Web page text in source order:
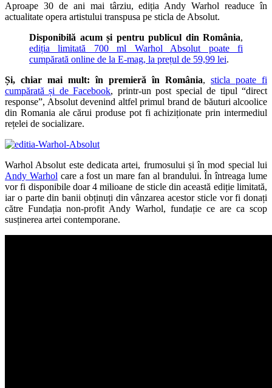
Aproape 30 de ani mai târziu, ediția Andy Warhol readuce în
actualitate opera artistului transpusa pe sticla de Absolut.
Disponibilă acum și pentru publicul din România,
ediția limitată 700 ml Warhol Absolut poate fi
cumpărată online de la E-mag, la prețul de 59,99 lei.
Și, chiar mai mult: în premieră în România, sticla poate fi
cumpărată și de Facebook, printr-un post special de tipul “direct
response”, Absolut devenind altfel primul brand de băuturi alcoolice
din Romania ale cărui produse pot fi achiziționate prin intermediul
rețelei de socializare.
Warhol Absolut este dedicata artei, frumosului și în mod special lui
Andy Warhol care a fost un mare fan al brandului. În întreaga lume
vor fi disponibile doar 4 milioane de sticle din această ediție limitată,
iar o parte din banii obținuți din vânzarea acestor sticle vor fi donați
către Fundația non-profit Andy Warhol, fundație ce are ca scop
susținerea artei contemporane.